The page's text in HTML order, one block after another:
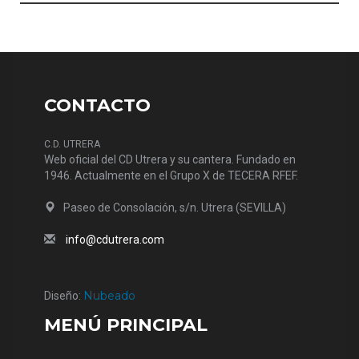
CONTACTO
C.D. UTRERA
Web oficial del CD Utrera y su cantera. Fundado en
1946. Actualmente en el Grupo X de TECERA RFEF.
Paseo de Consolación, s/n. Utrera (SEVILLA)
info@cdutrera.com
Diseño: Nubeado
MENÚ PRINCIPAL